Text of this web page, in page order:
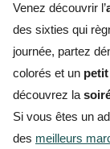
Venez découvrir l’
des sixties qui
journée, partez
colorés et un
découvrez la
Si vous êtes un
des meilleurs